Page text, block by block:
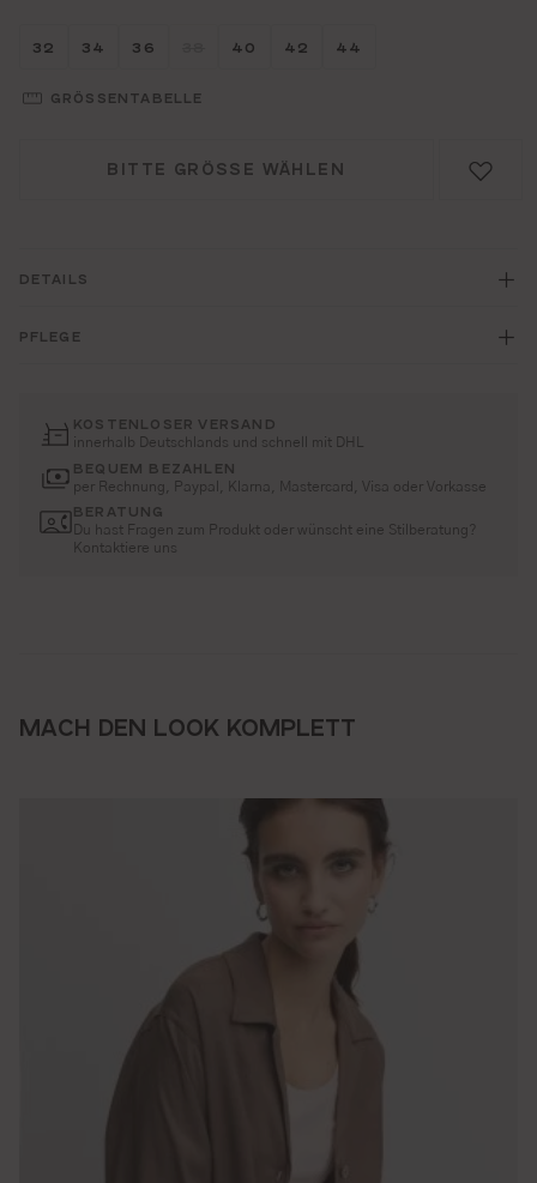
Größe wählen
32 Größe wählen
34 Größe wählen
36 Größe wählen
Größe wählen
40 Größe wählen
42 Größe wählen
44
GRÖSSENTABELLE
BITTE GRÖSSE WÄHLEN
DETAILS
PFLEGE
KOSTENLOSER VERSAND
innerhalb Deutschlands und schnell mit DHL
BEQUEM BEZAHLEN
per Rechnung, Paypal, Klarna, Mastercard, Visa oder Vorkasse
BERATUNG
Du hast Fragen zum Produkt oder wünscht eine Stilberatung?
Kontaktiere uns
MACH DEN LOOK KOMPLETT